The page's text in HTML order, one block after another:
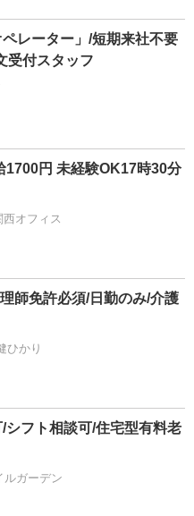
レーター」/短期来社不要
受付スタッフ
円 未経験OK17時30分
オフィス
師免許必須/日勤のみ/介護
ひかり
シフト相談可/住宅型有料老
ルガーデン